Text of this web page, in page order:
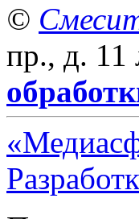
©
пр., д. 11